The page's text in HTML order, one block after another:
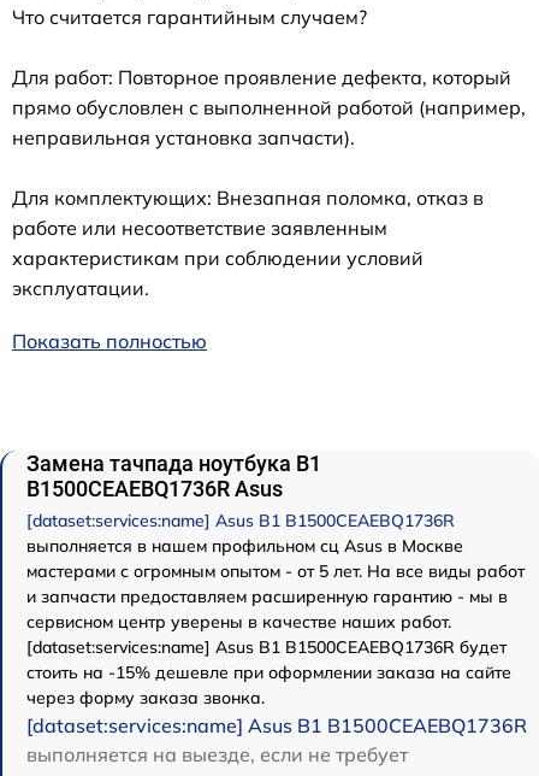
Что считается гарантийным случаем?
Для работ: Повторное проявление дефекта, который
прямо обусловлен с выполненной работой (например,
неправильная установка запчасти).
Для комплектующих: Внезапная поломка, отказ в
работе или несоответствие заявленным
характеристикам при соблюдении условий
эксплуатации.
Показать полностью
Замена тачпада ноутбука B1
B1500CEAEBQ1736R Asus
[dataset:services:name] Asus B1 B1500CEAEBQ1736R
выполняется в нашем профильном сц Asus в Москве
мастерами с огромным опытом - от 5 лет. На все виды работ
и запчасти предоставляем расширенную гарантию - мы в
сервисном центр уверены в качестве наших работ.
[dataset:services:name] Asus B1 B1500CEAEBQ1736R будет
стоить на -15% дешевле при оформлении заказа на сайте
через форму заказа звонка.
[dataset:services:name] Asus B1 B1500CEAEBQ1736R
выполняется на выезде, если не требует